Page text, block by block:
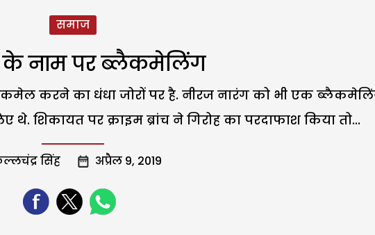
समाज
नाम पर ब्लैकमेलिंग
करने का धंधा जोरों पर है. नीरज नारंग को भी एक
शिकायत पर क्राइम ब्रांच ने गिरोह का परदाफाश किया तो...
सिंह अप्रैल 9, 2019